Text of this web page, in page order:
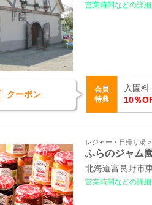
営業時間などの詳
クーポン
会員
特典
入園
10％
レジャー・日帰り湯
ふらのジャム園
北海道富良野市
営業時間などの詳